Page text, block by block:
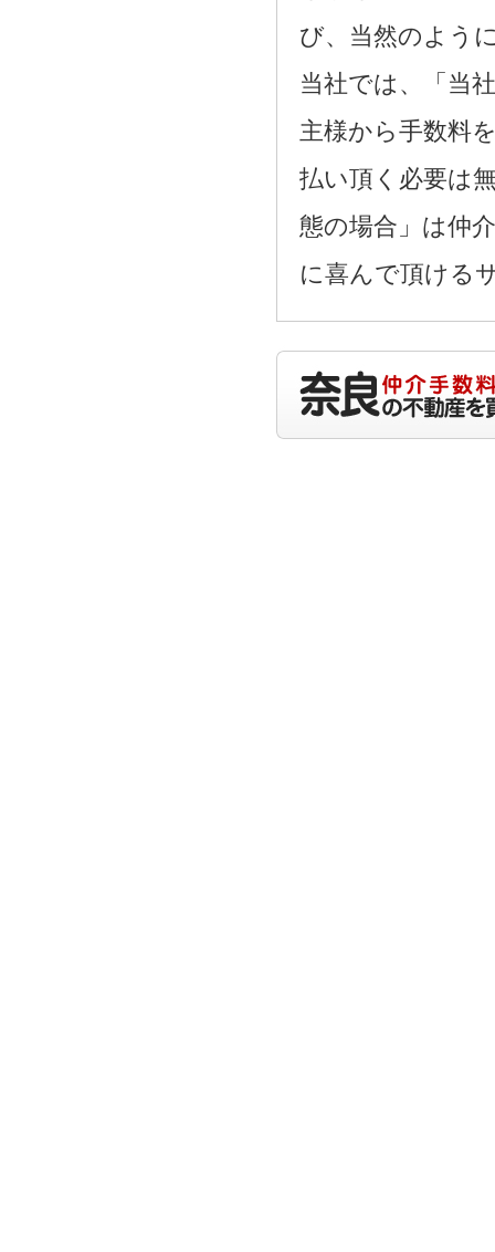
び、当然のよう
当社では、「当
主様から手数料
払い頂く必要は
態の場合」は仲
に喜んで頂ける